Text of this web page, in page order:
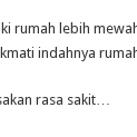
rumah lebih
indahnya
rasa sakit…